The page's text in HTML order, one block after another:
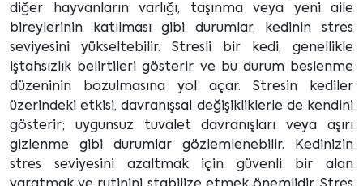
diğer hayvanların varlığı, taşınma veya yeni aile
bireylerinin katılması gibi durumlar, kedinin stres
seviyesini yükseltebilir. Stresli bir kedi, genellikle
iştahsızlık belirtileri gösterir ve bu durum beslenme
düzeninin bozulmasına yol açar. Stresin kediler
üzerindeki etkisi, davranışsal değişikliklerle de kendini
gösterir; uygunsuz tuvalet davranışları veya aşırı
gizlenme gibi durumlar gözlemlenebilir. Kedinizin
stres seviyesini azaltmak için güvenli bir alan